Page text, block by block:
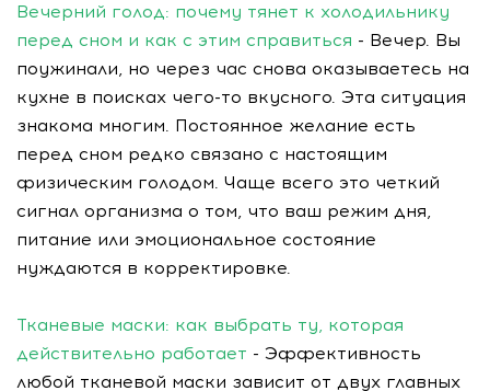
Вечерний голод: почему тянет к холодильнику
перед сном и как с этим справиться - Вечер. Вы
поужинали, но через час снова оказываетесь на
кухне в поисках чего-то вкусного. Эта ситуация
знакома многим. Постоянное желание есть
перед сном редко связано с настоящим
физическим голодом. Чаще всего это четкий
сигнал организма о том, что ваш режим дня,
питание или эмоциональное состояние
нуждаются в корректировке.
Тканевые маски: как выбрать ту, которая
действительно работает - Эффективность
любой тканевой маски зависит от двух главных